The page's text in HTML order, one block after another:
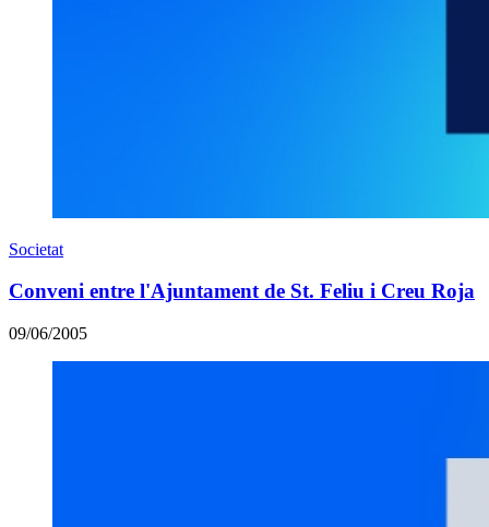
Societat
Conveni entre l'Ajuntament de St. Feliu i Creu Roja
09/06/2005